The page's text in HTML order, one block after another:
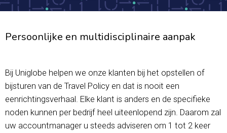
Persoonlijke en multidisciplinaire aanpak
Bij Uniglobe helpen we onze klanten bij het opstellen of
bijsturen van de Travel Policy en dat is nooit een
eenrichtingsverhaal. Elke klant is anders en de specifieke
noden kunnen per bedrijf heel uiteenlopend zijn. Daarom zal
uw accountmanager u steeds adviseren om 1 tot 2 keer